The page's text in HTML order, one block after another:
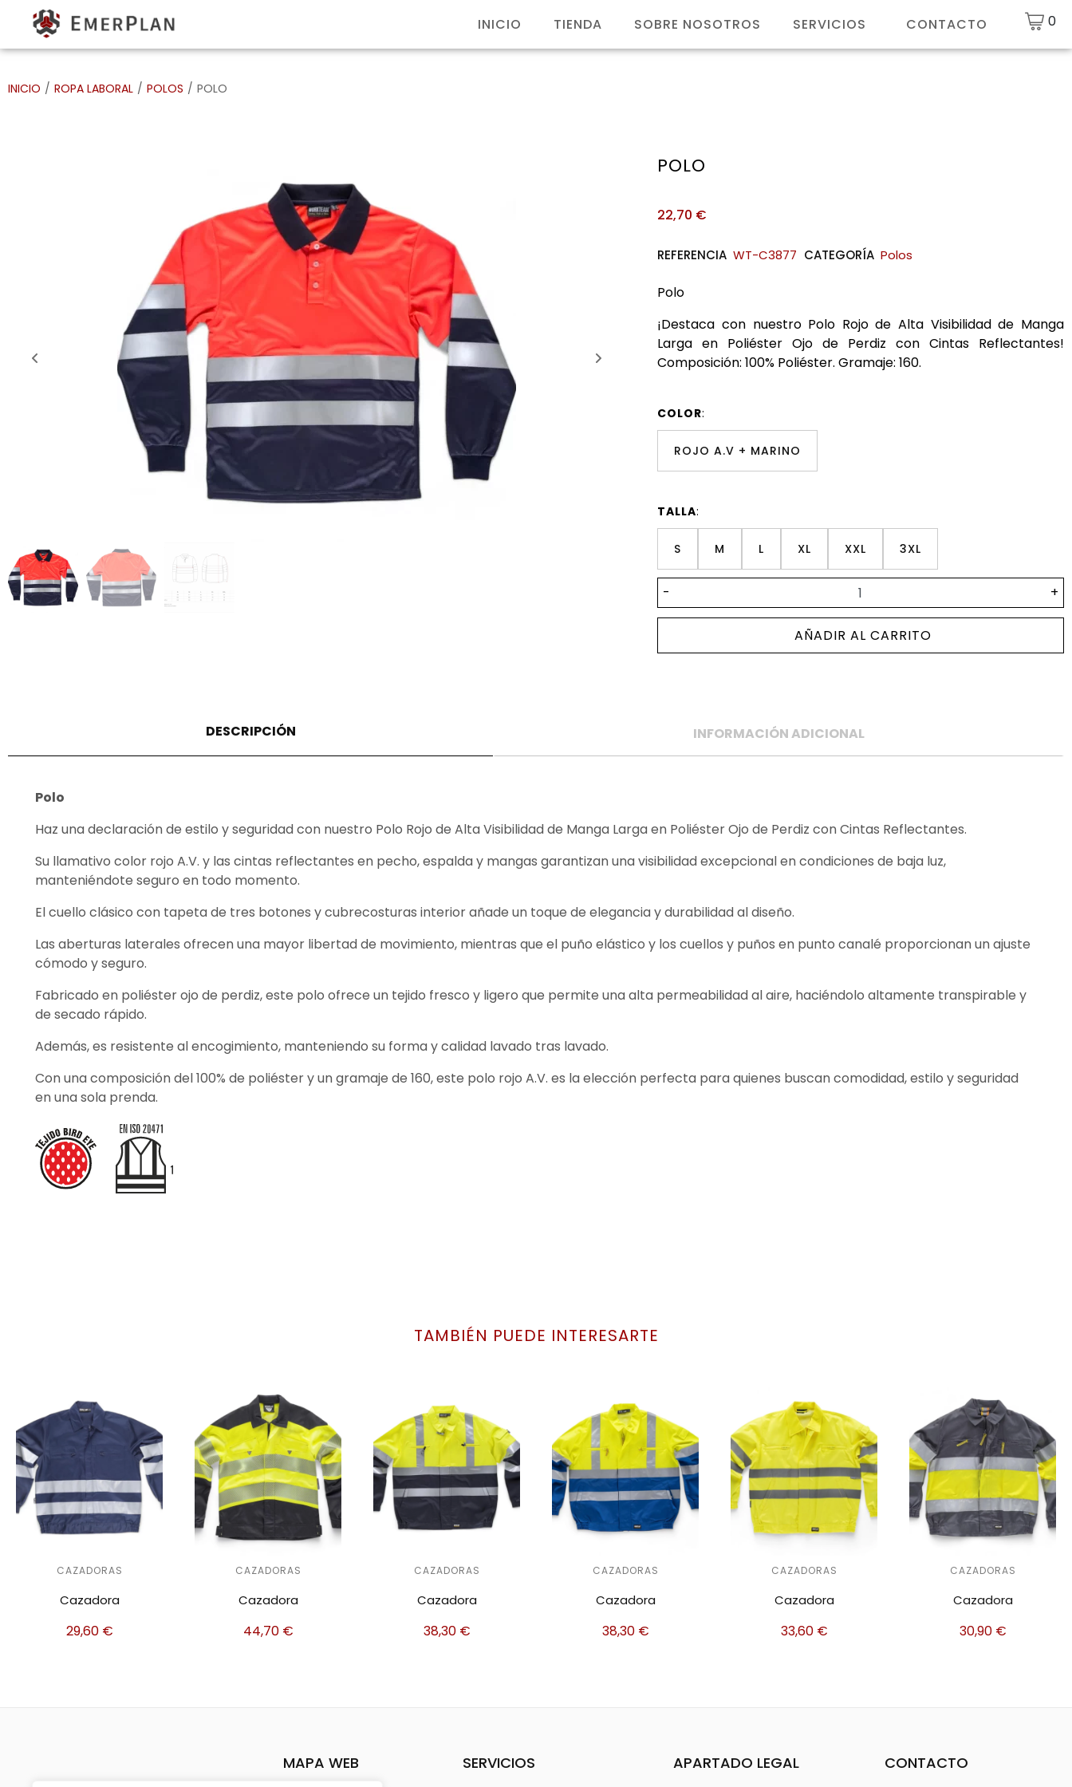
INICIO TIENDA SOBRE NOSOTROS SERVICIOS CONTACTO 0
INICIO / ROPA LABORAL / POLOS / POLO
POLO
22,70 €
REFERENCIA WT-C3877 CATEGORÍA Polos
Polo
¡Destaca con nuestro Polo Rojo de Alta Visibilidad de Manga
Larga en Poliéster Ojo de Perdiz con Cintas Reflectantes!
Composición: 100% Poliéster. Gramaje: 160.
COLOR:
ROJO A.V + MARINO
TALLA:
S M L XL XXL 3XL
- +
AÑADIR AL CARRITO
DESCRIPCIÓN INFORMACIÓN ADICIONAL
Polo
Haz una declaración de estilo y seguridad con nuestro Polo Rojo de Alta Visibilidad de Manga Larga en Poliéster Ojo de Perdiz con Cintas Reflectantes.
Su llamativo color rojo A.V. y las cintas reflectantes en pecho, espalda y mangas garantizan una visibilidad excepcional en condiciones de baja luz,
manteniéndote seguro en todo momento.
El cuello clásico con tapeta de tres botones y cubrecosturas interior añade un toque de elegancia y durabilidad al diseño.
Las aberturas laterales ofrecen una mayor libertad de movimiento, mientras que el puño elástico y los cuellos y puños en punto canalé proporcionan un ajuste
cómodo y seguro.
Fabricado en poliéster ojo de perdiz, este polo ofrece un tejido fresco y ligero que permite una alta permeabilidad al aire, haciéndolo altamente transpirable y
de secado rápido.
Además, es resistente al encogimiento, manteniendo su forma y calidad lavado tras lavado.
Con una composición del 100% de poliéster y un gramaje de 160, este polo rojo A.V. es la elección perfecta para quienes buscan comodidad, estilo y seguridad
en una sola prenda.
TAMBIÉN PUEDE INTERESARTE
CAZADORAS
Cazadora
44,70€
CAZADORAS
Cazadora
38,30 €
CAZADORAS
Cazadora
38,30 €
CAZADORAS
Cazadora
33,60 €
CAZADORAS
Cazadora
30,90 €
CAZADORAS
Cazadora
38,90 €
MAPA WEB SERVICIOS APARTADO LEGAL CONTACTO